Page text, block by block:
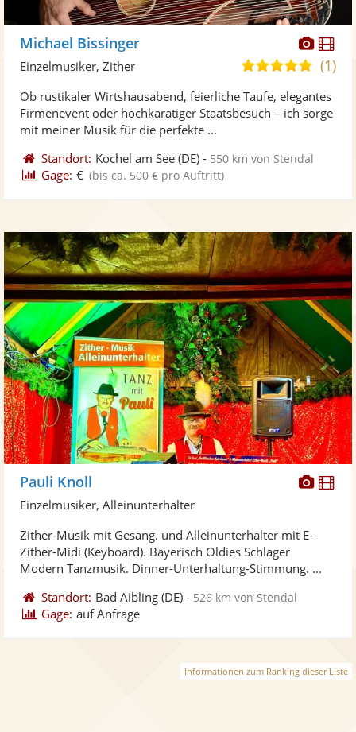
Fotos
Michael Bissinger
5,0
5
Sternen
(1)
Einzelmusiker, Zither
Ob rustikaler Wirtshausabend, feierliche Taufe, elegantes
Firmenevent oder hochkarätiger Staatsbesuch – ich sorge
mit meiner Musik für die perfekte ...
Standort: Kochel am See (DE) - 550 km von Stendal
Gage: € (bis ca. 500 € pro Auftritt)
Pauli Knoll
Einzelmusiker, Alleinunterhalter
Zither-Musik mit Gesang. und Alleinunterhalter mit E-
Zither-Midi (Keyboard). Bayerisch Oldies Schlager
Modern Tanzmusik. Dinner-Unterhaltung-Stimmung. ...
Standort: Bad Aibling (DE) - 526 km von Stendal
Gage: auf Anfrage
Informationen zum Ranking dieser Liste